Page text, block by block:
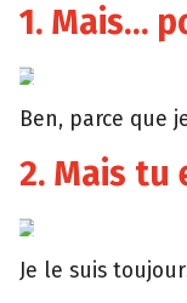
1. Mais…
Giphy
Ben, parce que
2. Mais tu
Giphy
Je le suis